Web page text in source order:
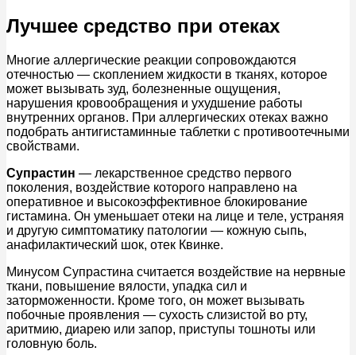
Лучшее средство при отеках
Многие аллергические реакции сопровождаются
отечностью — скоплением жидкости в тканях, которое
может вызывать зуд, болезненные ощущения,
нарушения кровообращения и ухудшение работы
внутренних органов. При аллергических отеках важно
подобрать антигистаминные таблетки с противоотечными
свойствами.
Супрастин — лекарственное средство первого
поколения, воздействие которого направлено на
оперативное и высокоэффективное блокирование
гистамина. Он уменьшает отеки на лице и теле, устраняя
и другую симптоматику патологии — кожную сыпь,
анафилактический шок, отек Квинке.
Минусом Супрастина считается воздействие на нервные
ткани, повышение вялости, упадка сил и
заторможенности. Кроме того, он может вызывать
побочные проявления — сухость слизистой во рту,
аритмию, диарею или запор, приступы тошноты или
головную боль.